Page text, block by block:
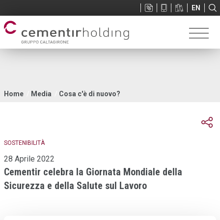
Tu
Home Media Cosa c'è di nuovo?
SOSTENIBILITÀ
28 Aprile 2022
Cementir celebra la Giornata Mondiale della
Sicurezza e della Salute sul Lavoro
Sup
EN